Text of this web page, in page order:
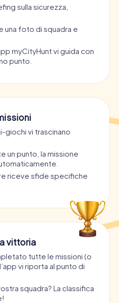
sulla sicurezza,
una foto di squadra e
myCityHunt vi guida con
punto.
giochi vi trascinano
un punto, la missione
riceve sfide specifiche
vittoria
tutte le missioni (o
vi riporta al punto di
squadra? La classifica